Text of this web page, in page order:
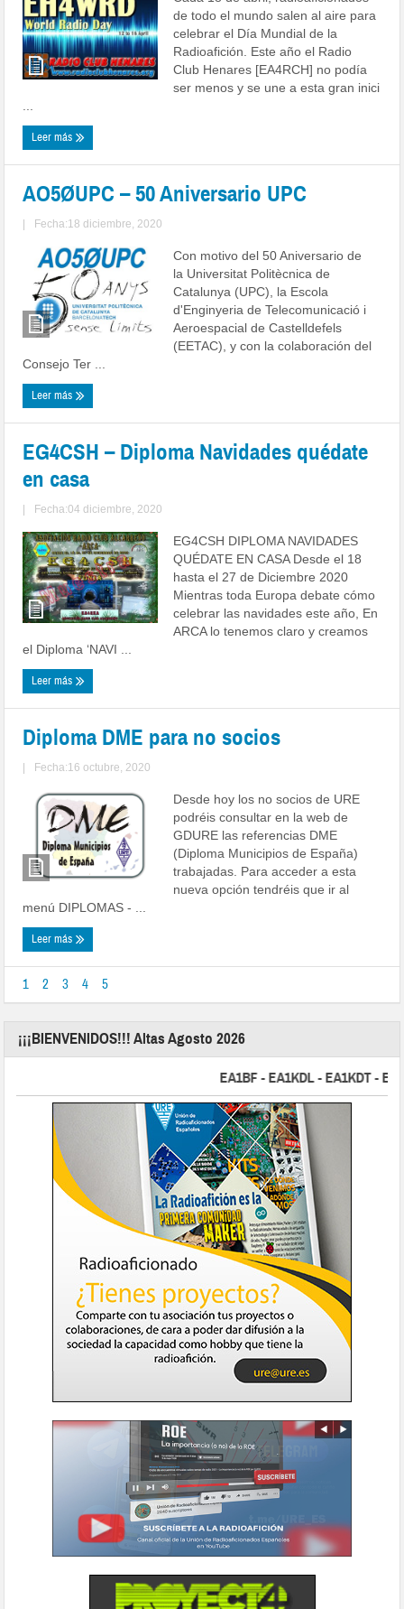
de todo el mundo salen al aire para
celebrar el Día Mundial de la
Radioafición. Este año el Radio
Club Henares [EA4RCH] no podía
ser menos y se une a esta gran inici
Leer más
AO5ØUPC – 50 Aniversario UPC
| Fecha:18 diciembre, 2020
Con motivo del 50 Aniversario de
la Universitat Politècnica de
Catalunya (UPC), la Escola
d'Enginyeria de Telecomunicació i
Aeroespacial de Castelldefels
(EETAC), y con la colaboración del
Consejo Ter ...
Leer más
EG4CSH – Diploma Navidades quédate
en casa
| Fecha:04 diciembre, 2020
EG4CSH DIPLOMA NAVIDADES
QUÉDATE EN CASA Desde el 18
hasta el 27 de Diciembre 2020
Mientras toda Europa debate cómo
celebrar las navidades este año, En
ARCA lo tenemos claro y creamos
el Diploma ‘NAVI ...
Leer más
Diploma DME para no socios
| Fecha:16 octubre, 2020
Desde hoy los no socios de URE
podréis consultar en la web de
GDURE las referencias DME
(Diploma Municipios de España)
trabajadas. Para acceder a esta
nueva opción tendréis que ir al
menú DIPLOMAS - ...
Leer más
1 2 3 4 5
¡¡¡BIENVENIDOS!!! Altas Agosto 2026
EA1BF - EA1KDL - EA1KDT -